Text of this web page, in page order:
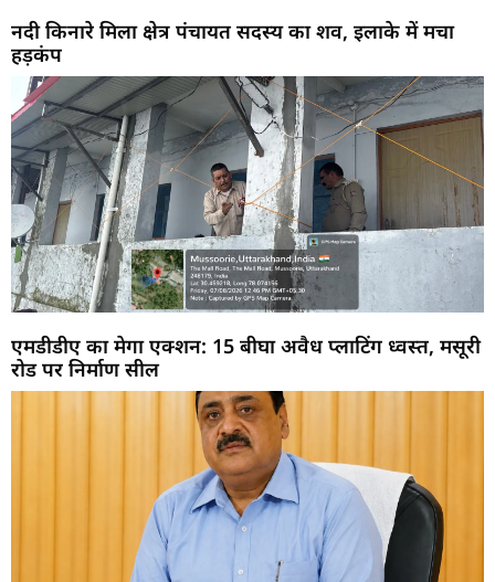
नदी किनारे मिला क्षेत्र पंचायत सदस्य का शव, इलाके में मचा
हड़कंप
एमडीडीए का मेगा एक्शन: 15 बीघा अवैध प्लाटिंग ध्वस्त, मसूरी
रोड पर निर्माण सील